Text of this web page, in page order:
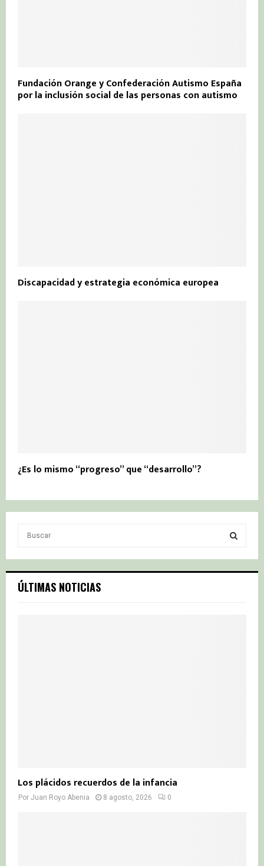
Fundación Orange y Confederación Autismo España
por la inclusión social de las personas con autismo
Discapacidad y estrategia económica europea
¿Es lo mismo “progreso” que “desarrollo”?
c
h
S
ÚLTIMAS NOTICIAS
Los plácidos recuerdos de la infancia
Por Juan Royo Abenia 8 agosto, 2026 0